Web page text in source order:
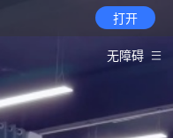
打开
无障碍